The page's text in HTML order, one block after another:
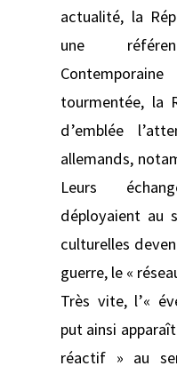
actualité, la
une
tourmentée, la
d’emblée
allemands,
Leurs
déployaient au
culturelles
guerre, le «
Très vite, l’«
put ainsi
réactif » au